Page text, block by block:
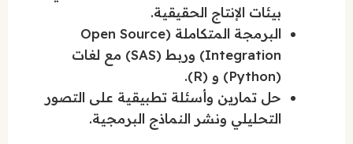
بيئات الإنتاج الحقيقية.
البرمجة المتكاملة (Open Source
Integration) وربط (SAS) مع لغات
(Python) و (R).
حل تمارين وأسئلة تطبيقية على التصور
التحليلي ونشر النماذج البرمجية.